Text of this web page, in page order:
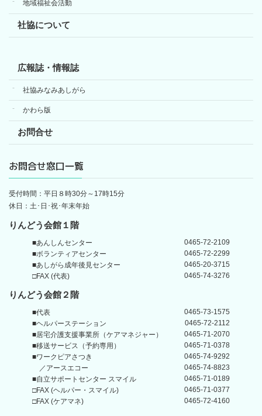
地域福祉会活動
社協について
広報誌・情報誌
社協みなみあしがら
かわら版
お問合せ
お問合せ窓口一覧
受付時間：平日８時30分～17時15分
休日：土･日･祝･年末年始
りんどう会館１階
■あんしんセンター
0465-72-2109
■ボランティアセンター
0465-72-2299
■あしがら成年後見センター
0465-20-3715
□FAX (代表)
0465-74-3276
りんどう会館 ２階
■代表
0465-73-1575
■ヘルパーステーション
0465-72-2112
■居宅介護支援事業所 （ケアマネジャー）
0465-71-2070
■移送サービス（予約専用）
0465-71-0378
■ワークピアさつき
0465-74-9292
／アースエコー
0465-74-8823
■自立サポートセンター スマイル
0465-71-0189
□FAX (ヘルパー・スマイル)
0465-71-0377
□FAX (ケアマネ)
0465-72-4160